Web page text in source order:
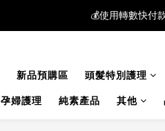
💰使用轉數快付
💰使用轉數快付
新註冊會員即
💰使用轉數快付
新品預購區 頭髮特別護理
孕婦護理 純素產品 其他